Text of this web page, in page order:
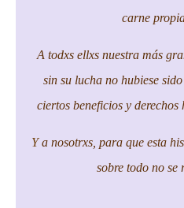
carne
A todxs ellxs nuestra más
sin su lucha no hubiese
ciertos beneficios y
Ya nosotrxs, para que esta
sobre todo no se